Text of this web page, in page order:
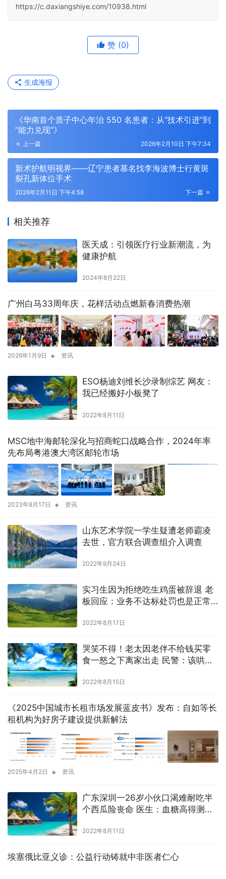
https://c.daxiangshiye.com/10938.html
赞 (0)
生成海报
《华南首个质子中心年治 550 名患者：从“技术引进”到
“能力兑现”》
上一篇 2026年2月10日 下午7:34
新术护航明视界——辽宁患者慕名找李海波博士行黄斑
裂孔新体位手术
下一篇
2026年2月11日 下午4:58
相关推荐
医天成：引领医疗行业新潮流，为
健康护航
2024年8月22日
广州白马33周年庆，花样活动点燃新春消费热潮
2026年1月9日 • 资讯
ESO杨迪刘维长沙录制综艺 网友：
我已经搬好小板凳了
2022年8月11日
MSC地中海邮轮深化与招商蛇口战略合作，2024年率
先布局粤港澳大湾区邮轮市场
2023年8月17日 • 资讯
山东艺术学院一学生疑遭老师霸凌
去世，官方联合调查组介入调查
2022年9月24日
实习生因为拒绝吃生鸡蛋被辞退 老
板回应：业务不达标处罚也是正常
2022年8月17日
哭笑不得！老太因老伴不给钱买零
食一怒之下离家出走 民警：该哄时
2022年8月15日
《2025中国城市长租市场发展蓝皮书》发布：自如等长
租机构为好房子建设提供新解法
2025年4月2日 • 资讯
广东深圳一26岁小伙口渴难耐吃半
个西瓜险丧命 医生：血糖高得测不
2022年8月11日
埃塞俄比亚义诊：公益行动铸就中非医者仁心